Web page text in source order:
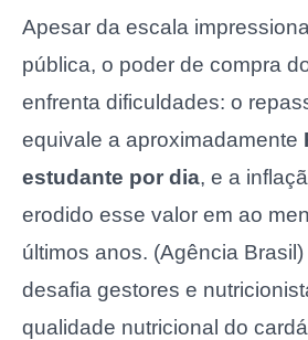
Apesar da escala
pública, o poder de compra
enfrenta dificuldades: o
equivale a aproximadamente
estudante por dia, e a
erodido esse valor em ao
últimos anos. (Agência
desafia gestores e
qualidade nutricional do